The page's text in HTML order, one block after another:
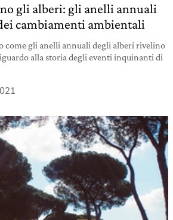
gli alberi: gli anelli annuali
cambiamenti ambientali
come gli anelli annuali degli alberi rivelino
alla storia degli eventi inquinanti di